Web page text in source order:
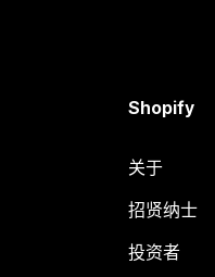
Shopify
关于
招贤纳士
投资者